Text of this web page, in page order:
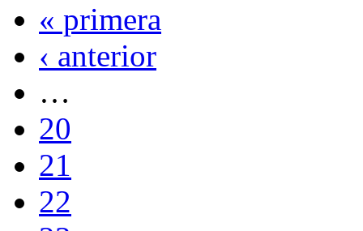
« primera
‹ anterior
…
20
21
22